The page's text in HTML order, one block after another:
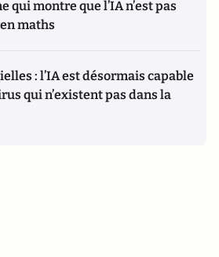
qui montre que l’IA n’est pas
maths
: l’IA est désormais capable
qui n’existent pas dans la